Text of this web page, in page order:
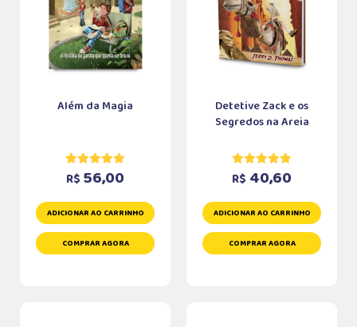
Além da Magia
R$ 56,00
ADICIONAR AO CARRINHO
COMPRAR AGORA
Detetive Zack e os
Segredos na Areia
R$ 40,60
ADICIONAR AO CARRINHO
COMPRAR AGORA